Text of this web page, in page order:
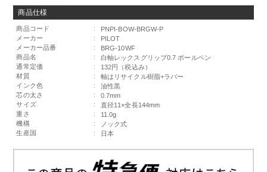
商品仕様
商品コード :
PNPI-BOW-BRGW-P
メーカー
:
PILOT
メーカー品番
:
BRG-10WF
商品名
:
白軸レックスグリップ0.7 ボールペン
通常定価
:
132円（税込み）
材質
:
軸はリサイクル樹脂+ラバー
インク色
:
油性黒
芯の太さ
:
0.7mm
サイズ
:
直径11×全長144mm
重さ
:
11.0g
機構
:
ノック式
生産国
: 日本